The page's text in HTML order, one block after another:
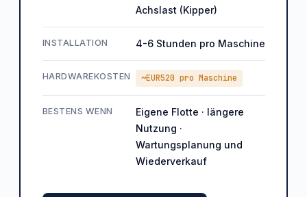
Achslast (Kipper)
INSTALLATION 4-6 Stunden pro Maschine
HARDWAREKOSTEN ~EUR520 pro Maschine
BESTENS WENN
Eigene Flotte · längere
Nutzung ·
Wartungsplanung und
Wiederverkauf